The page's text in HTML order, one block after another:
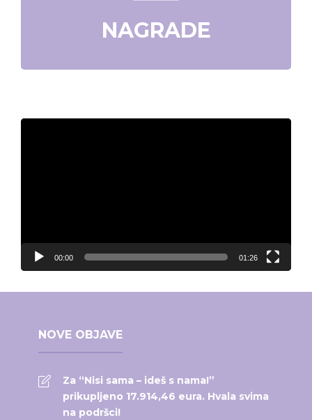
NAGRADE
Video
00:00 01:26
NOVE OBJAVE
Za “Nisi sama – ideš s nama!”
prikupljeno 17.914,46 eura. Hvala svima
na podršci!